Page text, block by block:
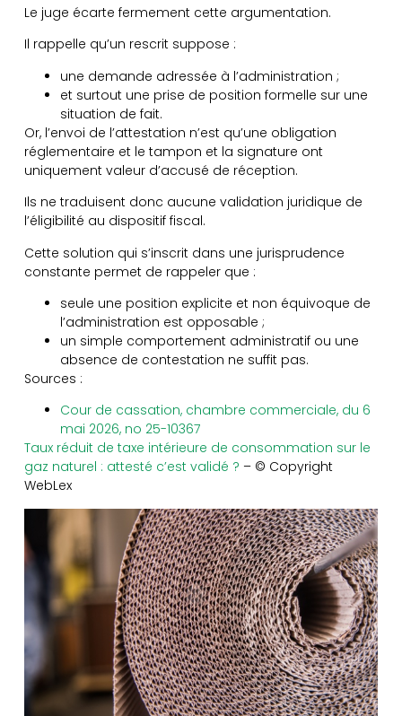
Le juge écarte fermement cette argumentation.
Il rappelle qu’un rescrit suppose :
une demande adressée à l’administration ;
et surtout une prise de position formelle sur une
situation de fait.
Or, l’envoi de l’attestation n’est qu’une obligation
réglementaire et le tampon et la signature ont
uniquement valeur d’accusé de réception.
Ils ne traduisent donc aucune validation juridique de
l’éligibilité au dispositif fiscal.
Cette solution qui s’inscrit dans une jurisprudence
constante permet de rappeler que :
seule une position explicite et non équivoque de
l’administration est opposable ;
un simple comportement administratif ou une
absence de contestation ne suffit pas.
Sources :
Cour de cassation, chambre commerciale, du 6
mai 2026, no 25-10367
Taux réduit de taxe intérieure de consommation sur le
gaz naturel : attesté c’est validé ? – © Copyright
WebLex